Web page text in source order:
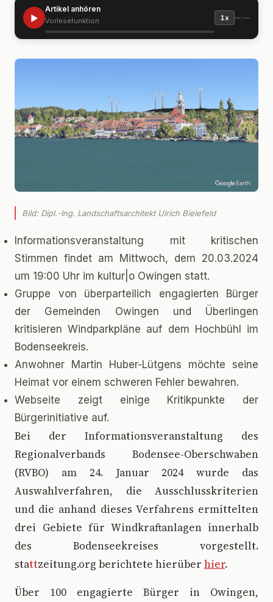
▶
Artikel anhören
Vorlesefunktion 1x —:—
Bild: Dipl.-Ing. Landschaftsarchitekt Ulrich Bielefeld
Informationsveranstaltung mit kritischen
Stimmen findet am Mittwoch, dem 20.03.2024
um 19:00 Uhr im kultur|o Owingen statt.
Gruppe von überparteilich engagierten Bürger
der Gemeinden Owingen und Überlingen
kritisieren Windparkpläne auf dem Hochbühl im
Bodenseekreis.
Anwohner Martin Huber-Lütgens möchte seine
Heimat vor einem schweren Fehler bewahren.
Webseite zeigt einige Kritikpunkte der
Bürgerinitiative auf.
Bei der Informationsveranstaltung des
Regionalverbands Bodensee-Oberschwaben
(RVBO) am 24. Januar 2024 wurde das
Auswahlverfahren, die Ausschlusskriterien
und die anhand dieses Verfahrens ermittelten
drei Gebiete für Windkraftanlagen innerhalb
des Bodenseekreises vorgestellt.
stattzeitung.org berichtete hierüber hier.
Über 100 engagierte Bürger in Owingen,